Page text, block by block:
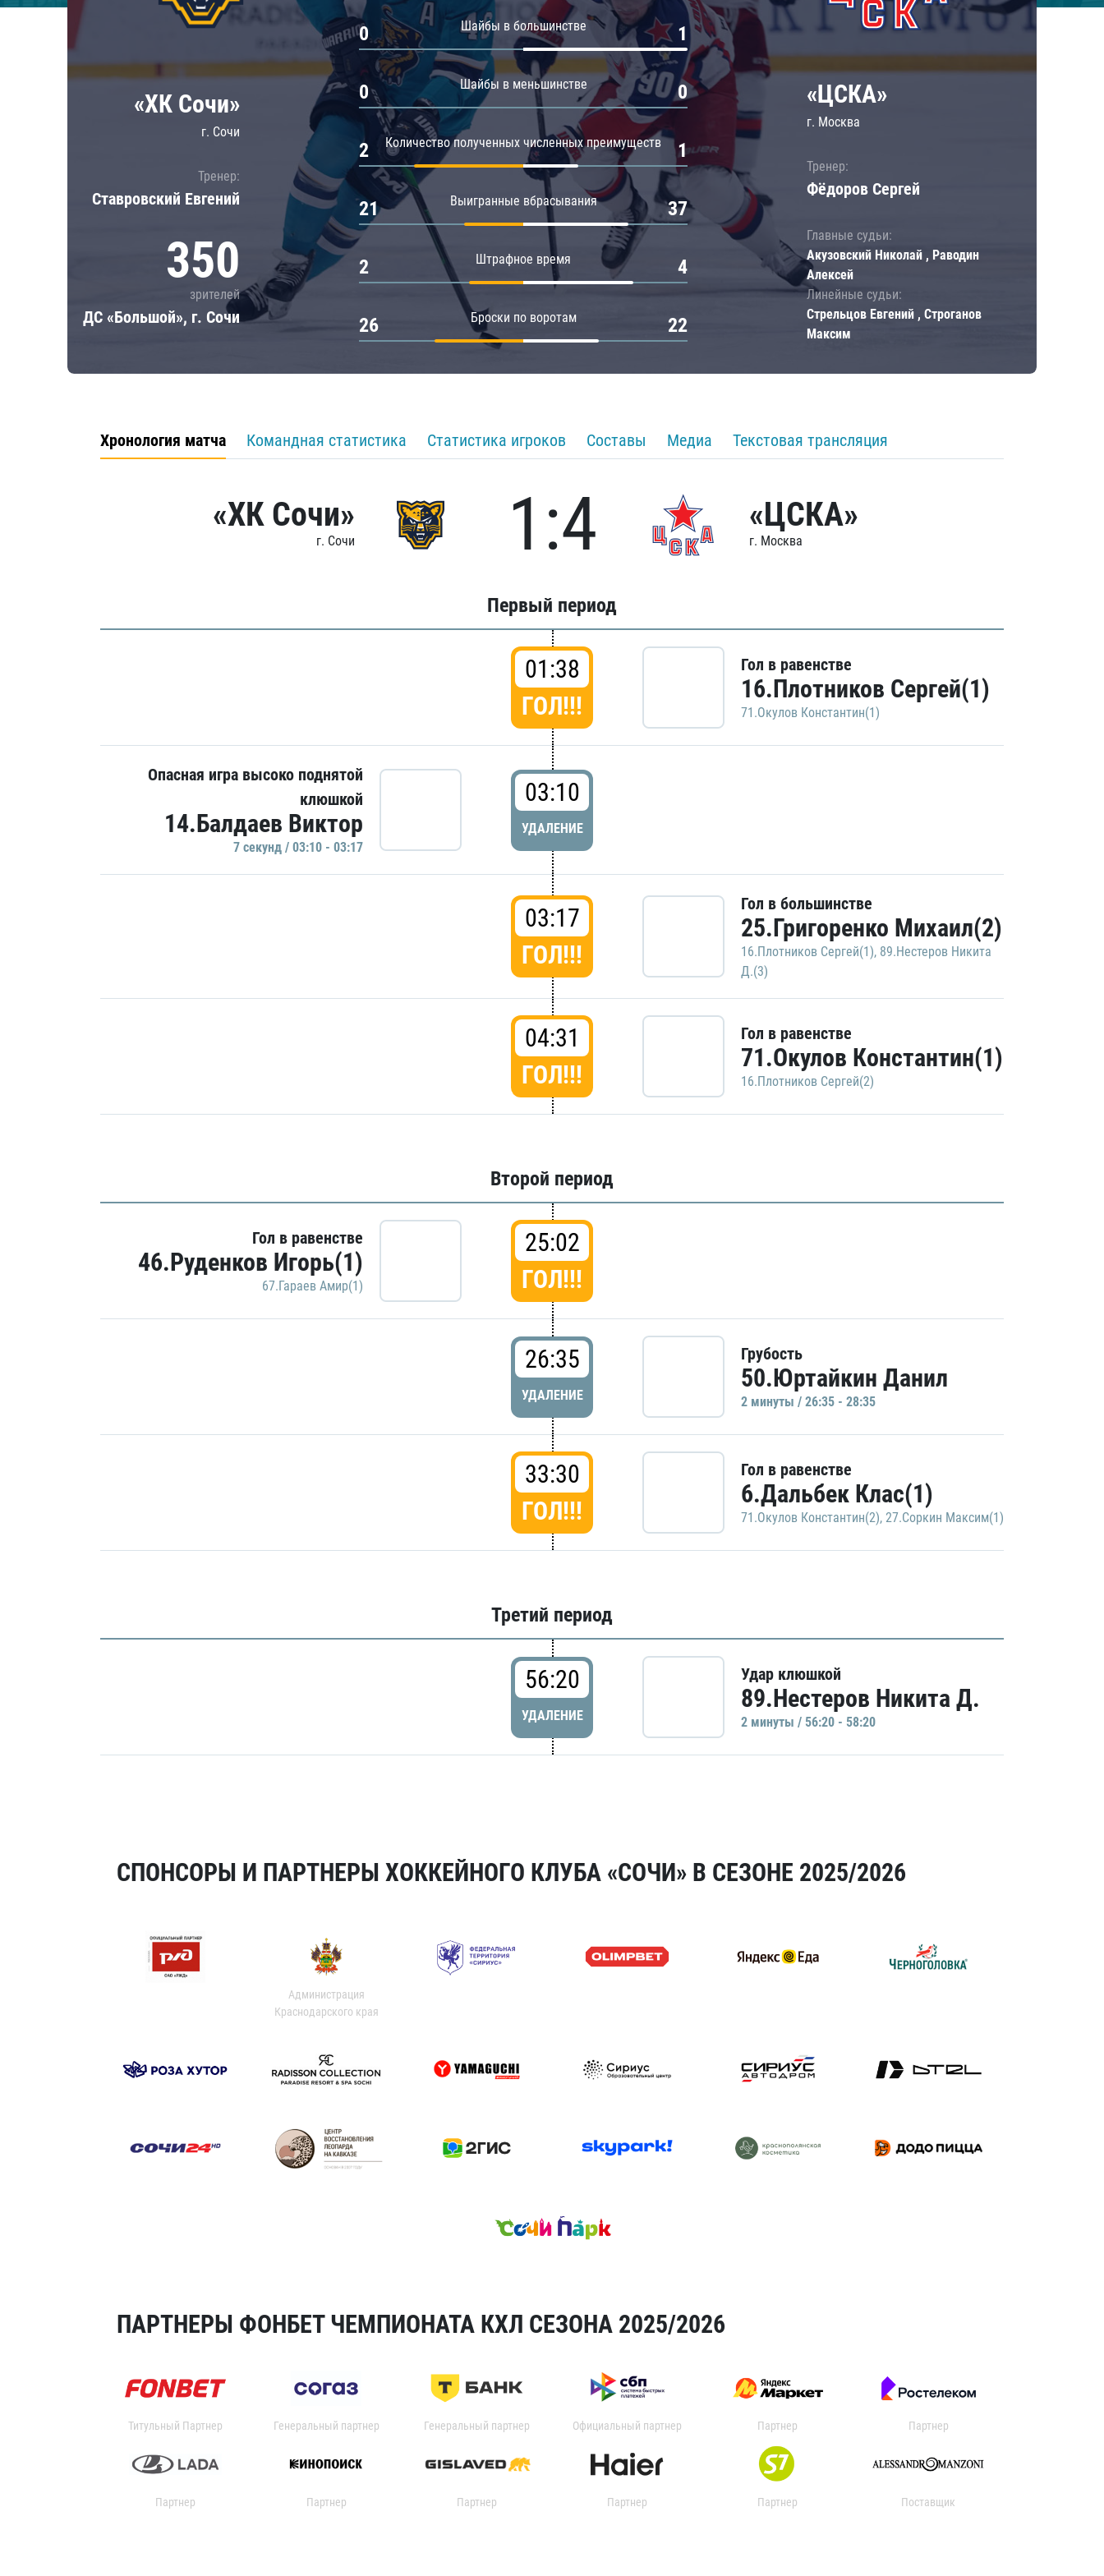
Локомотив
ЦСКА
Шанхайские Драконы
Амур
Барыс
Салават Юлаев
«ХК Сочи»
г. Сочи
Тренер:
Ставровский Евгений
350
зрителей
ДС «Большой», г. Сочи
Шайбы в большинстве
0 1
Шайбы в меньшинстве
0 0
Количество полученных численных преимуществ
2 1
Выигранные вбрасывания
21 37
Штрафное время
2 4
Броски по воротам
26 22
«ЦСКА»
г. Москва
Тренер:
Фёдоров Сергей
Главные судьи:
Акузовский Николай , Раводин
Алексей
Линейные судьи:
Стрельцов Евгений , Строганов
Максим
Хронология матча Командная статистика Статистика игроков Составы Медиа Текстовая трансляция
«ХК Сочи»
г. Сочи 1:4 «ЦСКА»
г. Москва
Первый период
01:38
ГОЛ!!!
Гол в равенстве
16.Плотников Сергей(1)
71.Окулов Константин(1)
Опасная игра высоко поднятой
клюшкой
14.Балдаев Виктор
7 секунд / 03:10 - 03:17
03:10
УДАЛЕНИЕ
03:17
ГОЛ!!!
Гол в большинстве
25.Григоренко Михаил(2)
16.Плотников Сергей(1), 89.Нестеров Никита
Д.(3)
04:31
ГОЛ!!!
Гол в равенстве
71.Окулов Константин(1)
16.Плотников Сергей(2)
Второй период
Гол в равенстве
46.Руденков Игорь(1)
67.Гараев Амир(1)
25:02
ГОЛ!!!
26:35
УДАЛЕНИЕ
Грубость
50.Юртайкин Данил
2 минуты / 26:35 - 28:35
33:30
ГОЛ!!!
Гол в равенстве
6.Дальбек Клас(1)
71.Окулов Константин(2), 27.Соркин Максим(1)
Третий период
56:20
УДАЛЕНИЕ
Удар клюшкой
89.Нестеров Никита Д.
2 минуты / 56:20 - 58:20
СПОНСОРЫ И ПАРТНЕРЫ ХОККЕЙНОГО КЛУБА «СОЧИ» В СЕЗОНЕ 2025/2026
Администрация
Краснодарского края
ПАРТНЕРЫ ФОНБЕТ ЧЕМПИОНАТА КХЛ СЕЗОНА 2025/2026
Титульный Партнер Генеральный партнер Генеральный партнер Официальный партнер Партнер Партнер
Партнер Партнер Партнер Партнер Партнер Поставщик